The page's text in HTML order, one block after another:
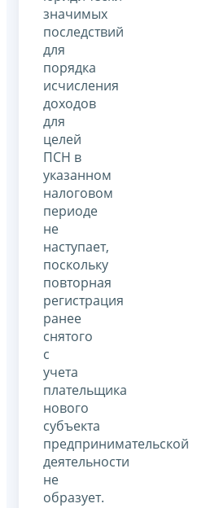
значимых
последствий
для
порядка
исчисления
доходов
для
целей
ПСН в
указанном
налоговом
периоде
не
наступает,
поскольку
повторная
регистрация
ранее
снятого
с
учета
плательщика
нового
субъекта
предпринимательской
деятельности
не
образует.